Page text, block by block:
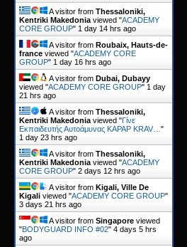
A visitor from Thessaloniki,
Kentriki Makedonia viewed "ACADEMY
CORE GROUP" 1 day 14 hrs ago
A visitor from Roubaix, Hauts-de-
france viewed "ACADEMY CORE
GROUP" 1 day 16 hrs ago
A visitor from Dubai, Dubayy
viewed "ACADEMY CORE GROUP" 1 day
21 hrs ago
A visitor from Thessaloniki,
Kentriki Makedonia viewed "Γίνε
Εκπαιδευτής Αυτοάμυνας KAPAP KRAV… "
1 day 23 hrs ago
A visitor from Thessaloniki,
Kentriki Makedonia viewed "ACADEMY
CORE GROUP" 2 days 12 hrs ago
A visitor from Kigali, Ville De
Kigali viewed "ACADEMY CORE GROUP"
3 days 21 hrs ago
A visitor from Singapore viewed
"BODYGUARD INFO #02" 4 days 5 hrs
ago